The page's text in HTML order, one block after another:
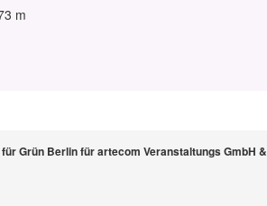
m
Grün Berlin für artecom Veranstaltungs GmbH &